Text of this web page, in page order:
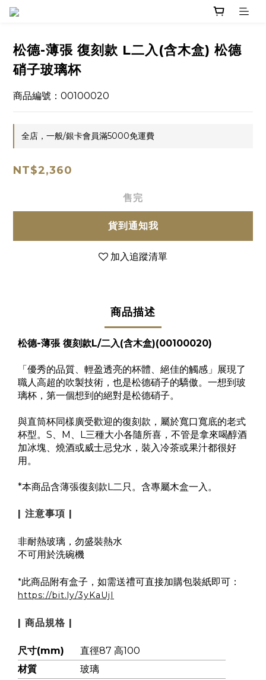
松德-薄張 復刻款 L二入(含木盒) 松德
硝子玻璃杯
商品編號：00100020
全店，一般/銀卡會員滿5000免運費
NT$2,360
售完
貨到通知我
加入追蹤清單
商品描述
松德-薄張 復刻款L/二入(含木盒)(00100020)
「優秀的品質、輕盈透亮的杯體、絕佳的觸感」展現了
職人高超的吹製技術，也是松德硝子的驕傲。一想到玻
璃杯，第一個想到的絕對是松德硝子。
與直筒杯同樣廣受歡迎的復刻款，屬於寬口寬底的老式
杯型。S、M、L三種大小各隨所喜，不管是拿來喝醇酒
加冰塊、燒酒或威士忌兌水，裝入冷茶或果汁都很好
用。
*本商品含薄張復刻款L二只。含專屬木盒一入。
| 注意事項 |
非耐熱玻璃，勿盛裝熱水
不可用於洗碗機
*此商品附有盒子，如需送禮可直接加購包裝紙即可：
https://bit.ly/3yKaUjI
| 商品規格 |
尺寸(mm)
直徑87 高100
材質
玻璃